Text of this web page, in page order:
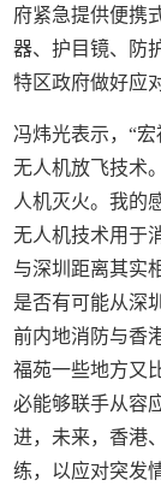
府紧急提供便携
器、护目镜、防
特区政府做好应
冯炜光表示，“
无人机放飞技术
人机灭火。我的
无人机技术用于
与深圳距离其实
是否有可能从深
前内地消防与香
福苑一些地方又
必能够联手从容
进，未来，香港
练，以应对突发